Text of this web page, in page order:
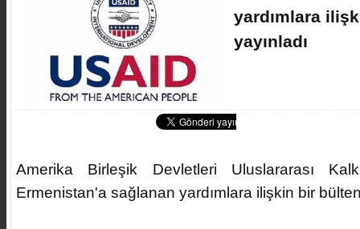
yardımlara
yayınladı
Amerika Birleşik Devletleri Uluslararası
Ermenistan'a sağlanan yardımlara ilişkin bir